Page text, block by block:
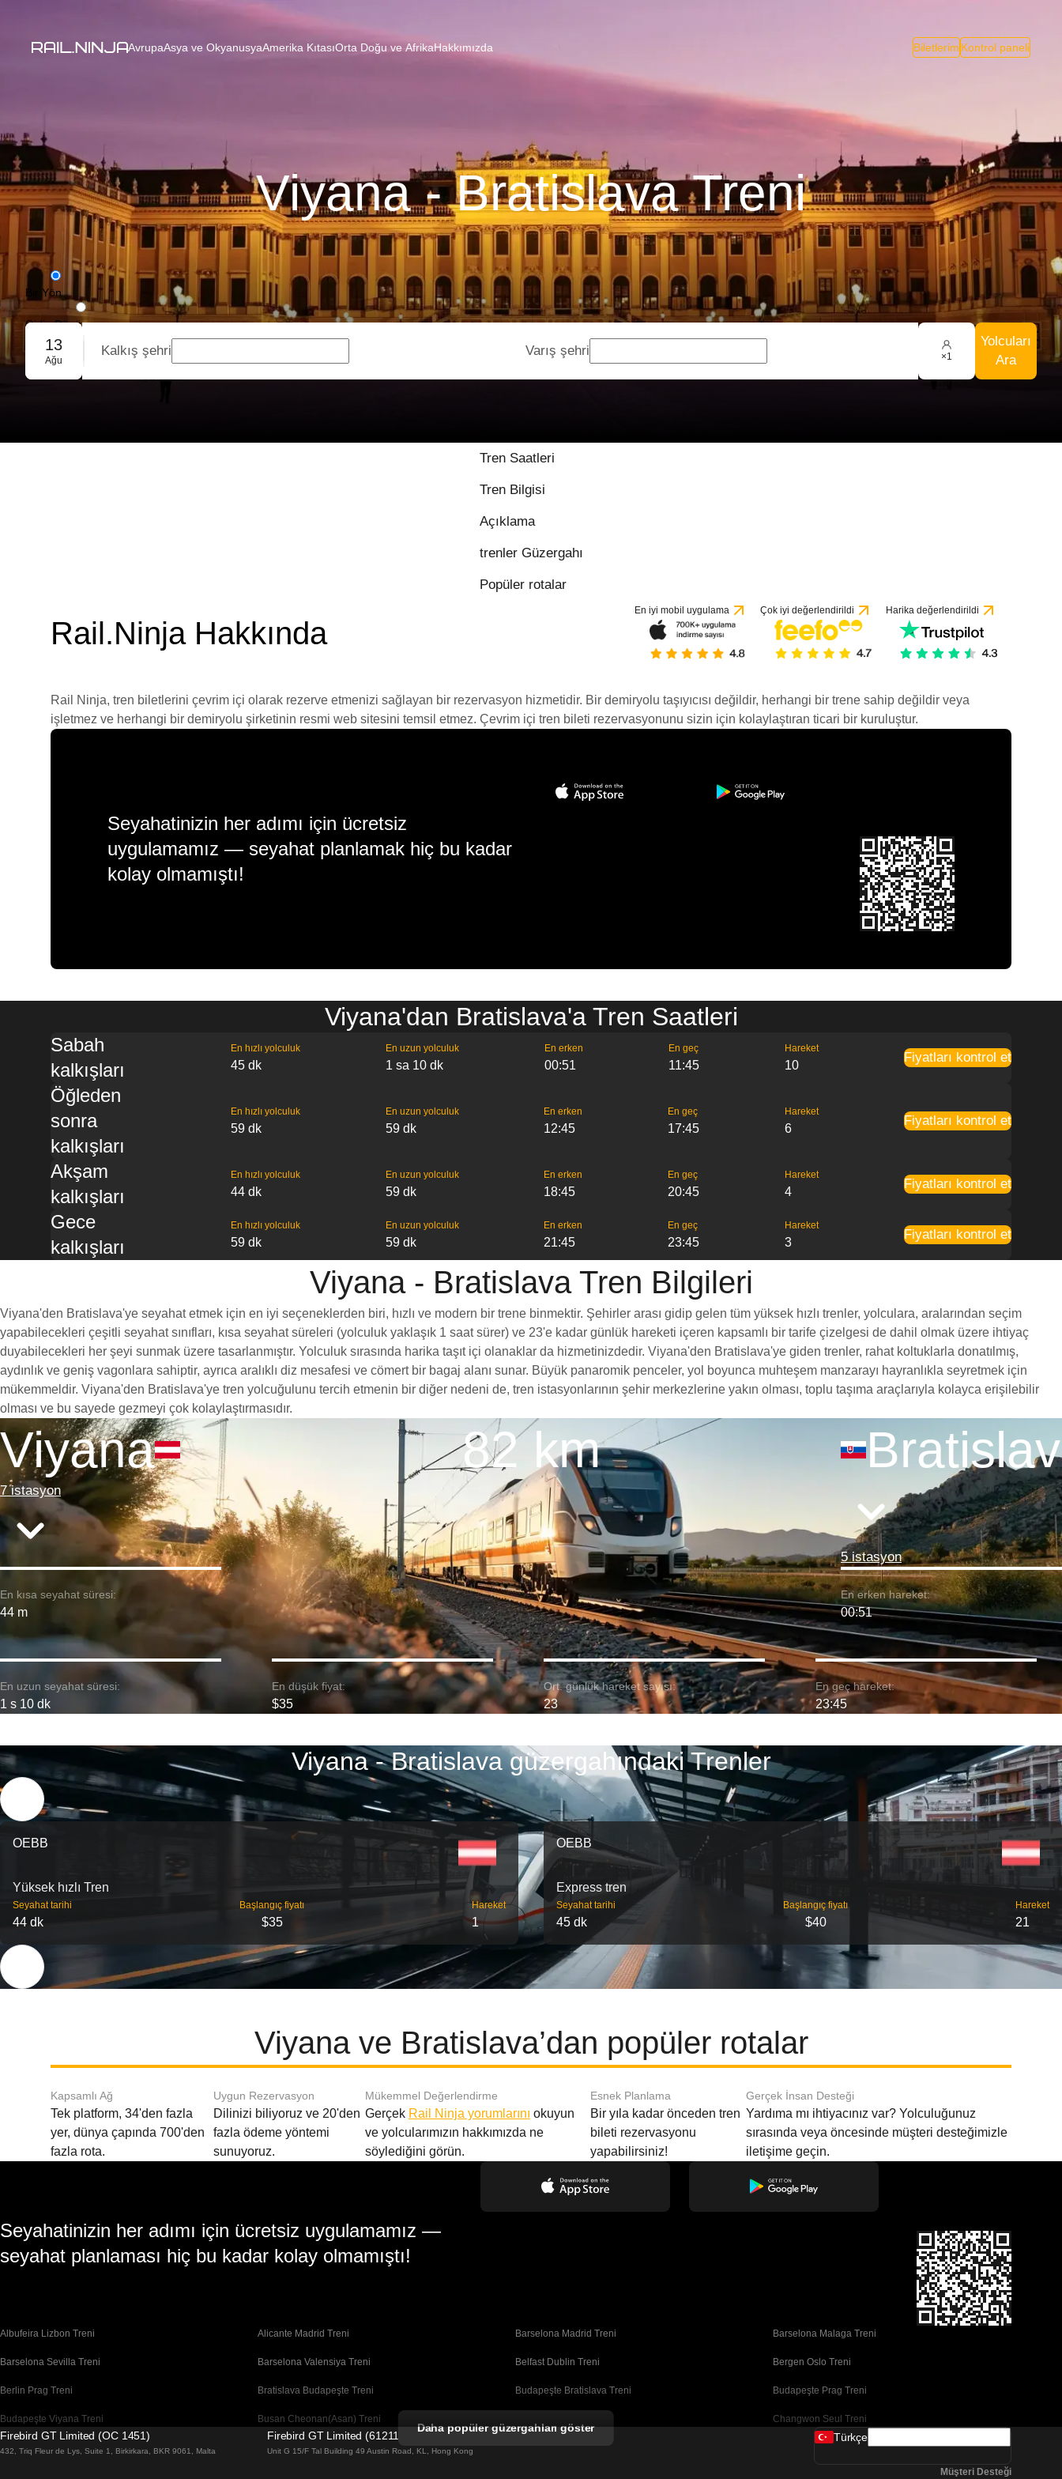
AvrupaAsya ve OkyanusyaAmerika KıtasıOrta Doğu ve AfrikaHakkımızda Biletlerim Kontrol paneli
Viyana - Bratislava Treni
Bir Yön
Gidiş-Dönüş
Grup Rezervasyonu
13
Ağu
Kalkış şehri Varış şehri ×1
Yolcuları
Ara
Tren Saatleri
Tren Bilgisi
Açıklama
trenler Güzergahı
Popüler rotalar
Rail.Ninja Hakkında
En iyi mobil uygulama Çok iyi değerlendirildi Harika değerlendirildi
Rail Ninja, tren biletlerini çevrim içi olarak rezerve etmenizi sağlayan bir rezervasyon hizmetidir. Bir demiryolu taşıyıcısı değildir, herhangi bir trene sahip değildir veya
işletmez ve herhangi bir demiryolu şirketinin resmi web sitesini temsil etmez. Çevrim içi tren bileti rezervasyonunu sizin için kolaylaştıran ticari bir kuruluştur.
Seyahatinizin her adımı için ücretsiz
uygulamamız — seyahat planlamak hiç bu kadar
kolay olmamıştı!
Viyana'dan Bratislava'a Tren Saatleri
Sabah
kalkışları
En hızlı yolculuk
45 dk
En uzun yolculuk
1 sa 10 dk
En erken
00:51
En geç
11:45
Hareket
10
Fiyatları kontrol et
Öğleden
sonra
kalkışları
En hızlı yolculuk
59 dk
En uzun yolculuk
59 dk
En erken
12:45
En geç
17:45
Hareket
6
Fiyatları kontrol et
Akşam
kalkışları
En hızlı yolculuk
44 dk
En uzun yolculuk
59 dk
En erken
18:45
En geç
20:45
Hareket
4
Fiyatları kontrol et
Gece
kalkışları
En hızlı yolculuk
59 dk
En uzun yolculuk
59 dk
En erken
21:45
En geç
23:45
Hareket
3
Fiyatları kontrol et
Viyana - Bratislava Tren Bilgileri
Viyana'den Bratislava'ye seyahat etmek için en iyi seçeneklerden biri, hızlı ve modern bir trene binmektir. Şehirler arası gidip gelen tüm yüksek hızlı trenler, yolculara, aralarından seçim
yapabilecekleri çeşitli seyahat sınıfları, kısa seyahat süreleri (yolculuk yaklaşık 1 saat sürer) ve 23'e kadar günlük hareketi içeren kapsamlı bir tarife çizelgesi de dahil olmak üzere ihtiyaç
duyabilecekleri her şeyi sunmak üzere tasarlanmıştır. Yolculuk sırasında harika taşıt içi olanaklar da hizmetinizdedir. Viyana'den Bratislava'ye giden trenler, rahat koltuklarla donatılmış,
aydınlık ve geniş vagonlara sahiptir, ayrıca aralıklı diz mesafesi ve cömert bir bagaj alanı sunar. Büyük panaromik penceler, yol boyunca muhteşem manzarayı hayranlıkla seyretmek için
mükemmeldir. Viyana'den Bratislava'ye tren yolcuğulunu tercih etmenin bir diğer nedeni de, tren istasyonlarının şehir merkezlerine yakın olması, toplu taşıma araçlarıyla kolayca erişilebilir
olması ve bu sayede gezmeyi çok kolaylaştırmasıdır.
Viyana
7 istasyon
82 km
5 istasyon
En kısa seyahat süresi:
44 m
En erken hareket:
00:51
En uzun seyahat süresi:
1 s 10 dk
En düşük fiyat:
$35
Ort. günlük hareket sayısı:
23
En geç hareket:
23:45
Viyana - Bratislava güzergahındaki Trenler
OEBB
Yüksek hızlı Tren
Seyahat tarihi
44 dk
Başlangıç ​​fiyatı
$35
Hareket
1
OEBB
Express tren
Seyahat tarihi
45 dk
Başlangıç ​​fiyatı
$40
Hareket
21
Viyana ve Bratislava’dan popüler rotalar
Kapsamlı Ağ
Tek platform, 34'den fazla
yer, dünya çapında 700'den
fazla rota.
Uygun Rezervasyon
Dilinizi biliyoruz ve 20'den
fazla ödeme yöntemi
sunuyoruz.
Mükemmel Değerlendirme
Gerçek Rail Ninja yorumlarını okuyun
ve yolcularımızın hakkımızda ne
söylediğini görün.
Esnek Planlama
Bir yıla kadar önceden tren
bileti rezervasyonu
yapabilirsiniz!
Gerçek İnsan Desteği
Yardıma mı ihtiyacınız var? Yolculuğunuz
sırasında veya öncesinde müşteri desteğimizle
iletişime geçin.
Seyahatinizin her adımı için ücretsiz uygulamamız —
seyahat planlaması hiç bu kadar kolay olmamıştı!
Albufeira Lizbon Treni Alicante Madrid Treni Barselona Madrid Treni Barselona Malaga Treni
Barselona Sevilla Treni Barselona Valensiya Treni Belfast Dublin Treni Bergen Oslo Treni
Berlin Prag Treni Bratislava Budapeşte Treni Budapeşte Bratislava Treni Budapeşte Prag Treni
Budapeşte Viyana Treni Busan Cheonan(Asan) Treni Changwon Seul Treni
Cheonan(Asan) Busan Treni Coimbra Lizbon Treni
Daha popüler güzergahları göster
Firebird GT Limited (OC 1451)
432, Triq Fleur de Lys, Suite 1, Birkirkara, BKR 9061, Malta
Firebird GT Limited (61211989)
Unit G 15/F Tal Building 49 Austin Road, KL, Hong Kong
Türkçe
Müşteri Desteği